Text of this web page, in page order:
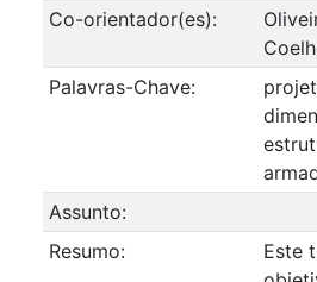
Co-orientador(es):
Palavras-Chave:
Assunto:
Resumo:
Este